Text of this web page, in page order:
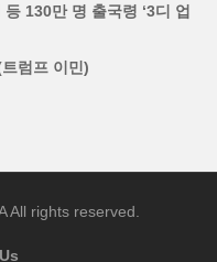
130만 명 출국령 ‘3디 업
럼프 이민)
All rights reserved.